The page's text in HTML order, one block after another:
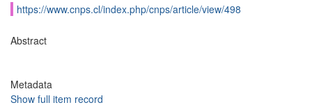
https://www.cnps.cl/index.php/cnps/article/view/498
Abstract
Metadata
Show full item record